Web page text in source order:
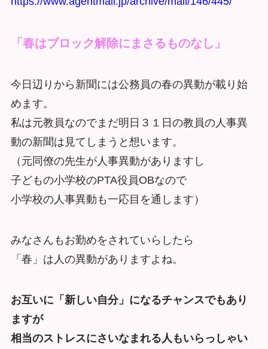
「春はブロック解除にまさるものなし」
今日辺りから新聞には公務員の春の異動が載り始
めます。
私は元教員なのでまだ明日３１日の教員の人事異
動の新聞は見てしまうと想います。
（元同僚の先生が人事異動がありますし
子どもの小学校のPTA役員OBなので
小学校の人事異動も一応目を通します）
みなさんもお勤めをされていらしたら
「春」は人の異動がありますよね。
お互いに「新しい自分」になるチャンスでもあり
ますが
相当のストレスにさいなまれる人もいらっしゃい